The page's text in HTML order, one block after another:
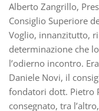
Alberto Zangrillo,
Consiglio Superiore
Voglio, innanzitutto,
determinazione che
l’odierno incontro.
Daniele Novi, il
fondatori dott. Pietro
consegnato, tra